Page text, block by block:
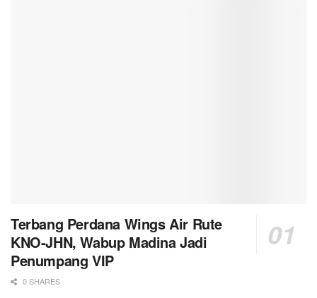
Terbang Perdana Wings Air Rute
KNO-JHN, Wabup Madina Jadi
Penumpang VIP
0 SHARES